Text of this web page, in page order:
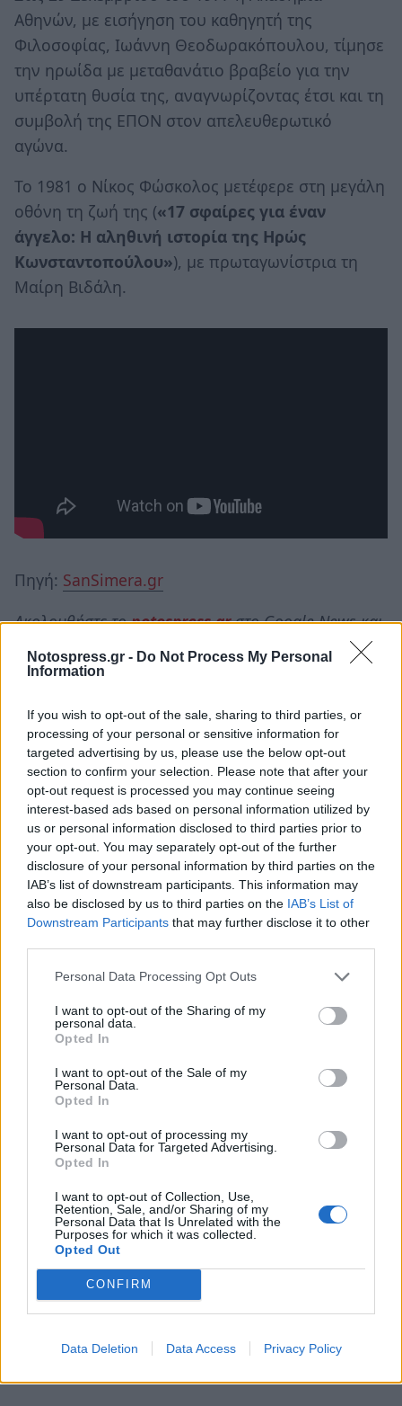
Notospress.gr - Do Not Process My Personal
Information
If you wish to opt-out of the sale, sharing to third parties, or
processing of your personal or sensitive information for
targeted advertising by us, please use the below opt-out
section to confirm your selection. Please note that after your
opt-out request is processed you may continue seeing
interest-based ads based on personal information utilized by
us or personal information disclosed to third parties prior to
your opt-out. You may separately opt-out of the further
disclosure of your personal information by third parties on the
IAB’s list of downstream participants. This information may
also be disclosed by us to third parties on the IAB’s List of
Downstream Participants that may further disclose it to other
Personal Data Processing Opt Outs
I want to opt-out of the Sharing of my
personal data.
Opted In
I want to opt-out of the Sale of my
Personal Data.
Opted In
I want to opt-out of processing my
Personal Data for Targeted Advertising.
Opted In
I want to opt-out of Collection, Use,
Retention, Sale, and/or Sharing of my
Personal Data that Is Unrelated with the
Purposes for which it was collected.
Opted Out
CONFIRM
Data Deletion Data Access Privacy Policy
Αθηνών, με εισήγηση του καθηγητή της
Φιλοσοφίας, Ιωάννη Θεοδωρακόπουλου, τίμησε
την ηρωίδα με μεταθανάτιο βραβείο για την
υπέρτατη θυσία της, αναγνωρίζοντας έτσι και τη
συμβολή της ΕΠΟΝ στον απελευθερωτικό
αγώνα.
Το 1981 ο Νίκος Φώσκολος μετέφερε στη μεγάλη
οθόνη τη ζωή της («17 σφαίρες για έναν
άγγελο: Η αληθινή ιστορία της Ηρώς
Κωνσταντοπούλου»), με πρωταγωνίστρια τη
Μαίρη Βιδάλη.
Πηγή: SanSimera.gr
Ακολουθήστε τοnotospress.grστο Google News και
μάθετε πρώτοι
όλες τις ειδήσεις
TAGS: ΣΑΝ ΣΗΜΕΡΑ ΗΡΩΙΔΑ
ΣΠΑΡΤΗ
ΗΡΩ ΚΩΝΣΤΑΝΤΟΠΟΥΛΟΥ
ΚΑΤΟΧΗ